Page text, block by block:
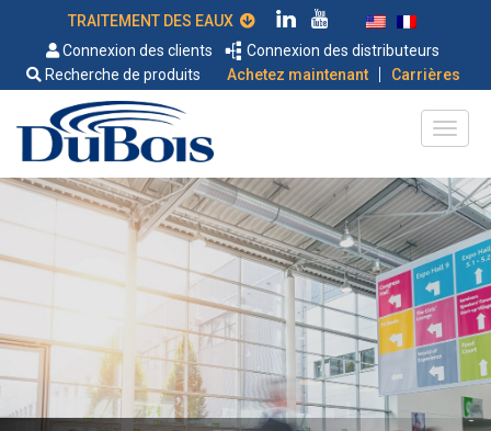
Connexion des clients
Connexion des distributeurs
Recherche de produits
Achetez maintenant | Carrières